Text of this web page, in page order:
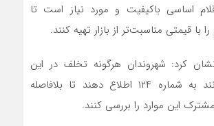
اساسی باکیفیت و مورد نیاز است تا
را با قیمتی مناسبت‌تر از بازار تهیه کنند.
کرد: شهروندان هرگونه تخلف در این
راستا را می‌توانند به شماره ۱۲۴ اطلاع دهند تا بلافاصله
این موارد را بررسی کنند.